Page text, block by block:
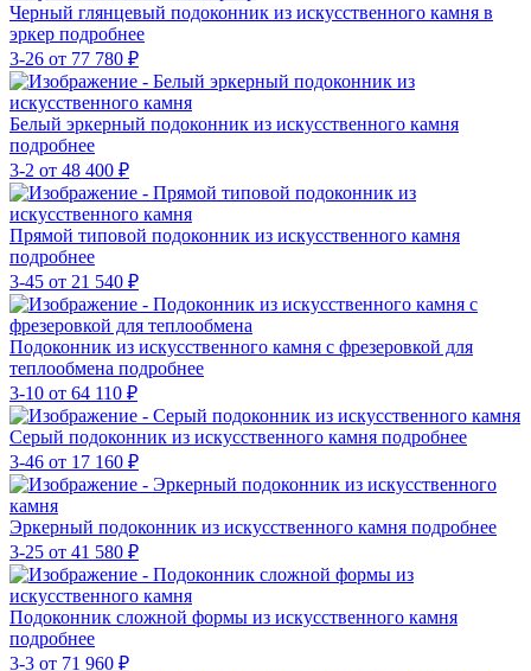
Черный глянцевый подоконник из искусственного камня в
эркер подробнее
3-26 от 77 780 ₽
Белый эркерный подоконник из искусственного камня
подробнее
3-2 от 48 400 ₽
Прямой типовой подоконник из искусственного камня
подробнее
3-45 от 21 540 ₽
Подоконник из искусственного камня с фрезеровкой для
теплообмена подробнее
3-10 от 64 110 ₽
Серый подоконник из искусственного камня подробнее
3-46 от 17 160 ₽
Эркерный подоконник из искусственного камня подробнее
3-25 от 41 580 ₽
Подоконник сложной формы из искусственного камня
подробнее
3-3 от 71 960 ₽